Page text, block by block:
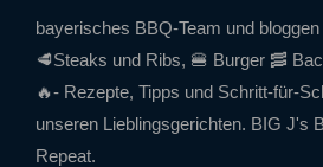
bayerisches BBQ-Team und
🥩Steaks und Ribs, 🍔 Burger 🥓
🔥- Rezepte, Tipps und Schritt-für-
unseren Lieblingsgerichten. BIG J's
Repeat.